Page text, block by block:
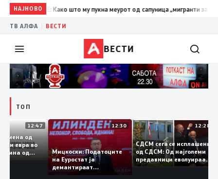
НАЈНОВО
ДПМНЕ: Како што му пукна меурот од сапуница „мигранти за пари“,
ТВ АЛФА ВЕСТИ
ВЕСТИ
ТОП
12:47
размена од
евра во
од
12:30
Мицкоски: Податоците
на Еуростат ја
демантираат
опозицијата
12:28
СДСМ сега се
од СДСМ: Од најголеми
предавници еволуираа
во најголеми патриоти